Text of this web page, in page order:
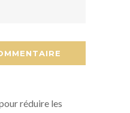
réduire les